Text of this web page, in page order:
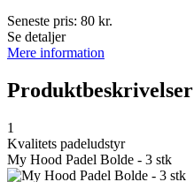
Seneste pris: 80 kr.
Se detaljer
Mere information
Produktbeskrivelser
1
Kvalitets padeludstyr
My Hood Padel Bolde - 3 stk